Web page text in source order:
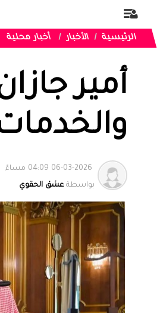
الرئيسية الأخبار أخبار محلية
أمير
بواسطةعشق الحقوي